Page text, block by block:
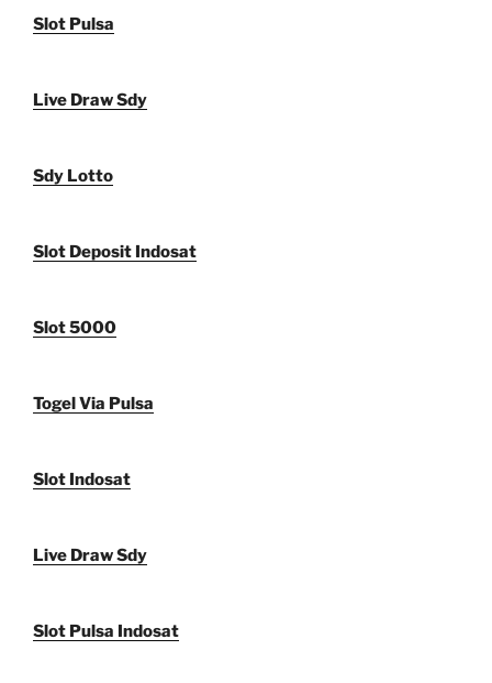
Slot Pulsa
Live Draw Sdy
Sdy Lotto
Slot Deposit Indosat
Slot 5000
Togel Via Pulsa
Slot Indosat
Live Draw Sdy
Slot Pulsa Indosat